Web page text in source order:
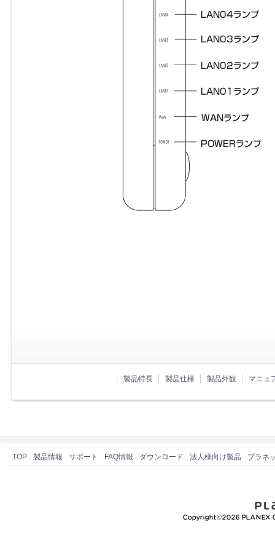
製品特長 製品仕様 製品外観 マニュ
TOP 製品情報 サポート FAQ情報 ダウンロード 法人様向け製品 プラネ